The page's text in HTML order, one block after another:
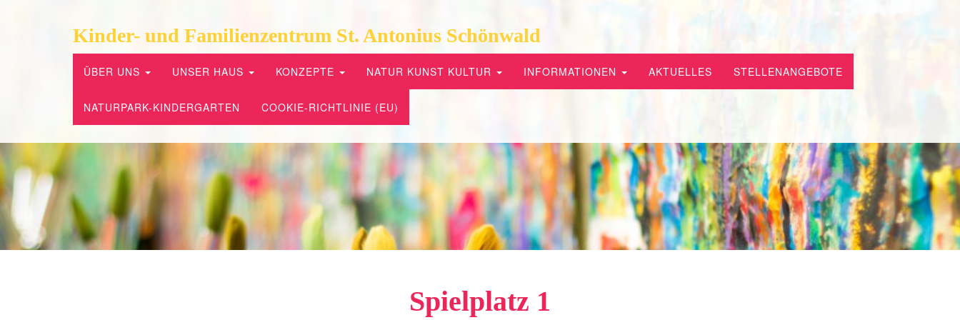
Kinder- und Familienzentrum St. Antonius Schönwald
ÜBER UNS UNSER HAUS KONZEPTE NATUR KUNST KULTUR INFORMATIONEN AKTUELLES STELLENANGEBOTE
NATURPARK-KINDERGARTEN COOKIE-RICHTLINIE (EU)
Spielplatz 1